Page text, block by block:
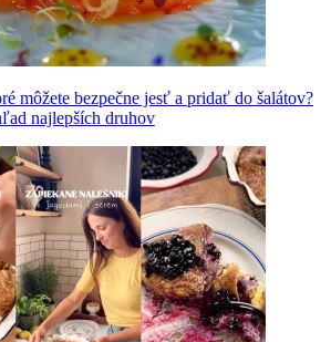
môžete bezpečne jesť a pridať do šalátov?
najlepších druhov